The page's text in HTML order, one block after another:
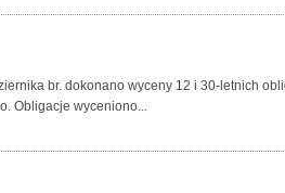
br. dokonano wyceny 12 i 30-letnich
Obligacje wyceniono...